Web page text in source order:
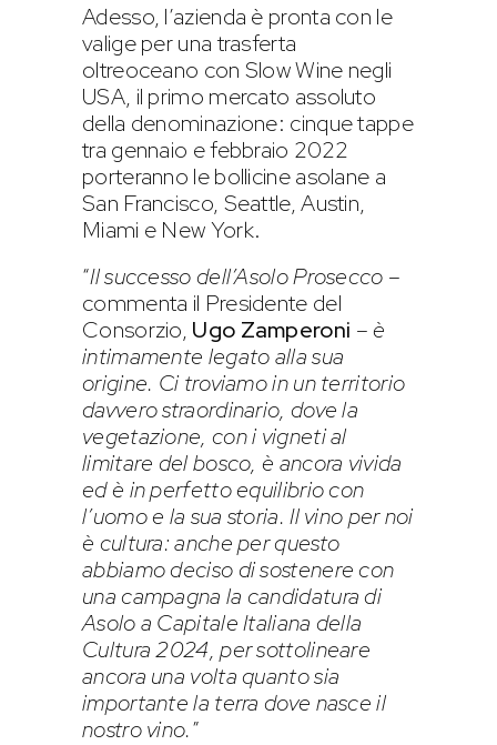
Adesso, l’azienda è pronta con le
valige per una trasferta
oltreoceano con Slow Wine negli
USA, il primo mercato assoluto
della denominazione: cinque tappe
tra gennaio e febbraio 2022
porteranno le bollicine asolane a
San Francisco, Seattle, Austin,
Miami e New York.
“Il successo dell’Asolo Prosecco –
commenta il Presidente del
Consorzio, Ugo Zamperoni –è
intimamente legato alla sua
origine. Ci troviamo in un territorio
davvero straordinario, dove la
vegetazione, con i vigneti al
limitare del bosco, è ancora vivida
ed è in perfetto equilibrio con
l’uomo e la sua storia. Il vino per noi
è cultura: anche per questo
abbiamo deciso di sostenere con
una campagna la candidatura di
Asolo a Capitale Italiana della
Cultura 2024, per sottolineare
ancora una volta quanto sia
importante la terra dove nasce il
nostro vino.”